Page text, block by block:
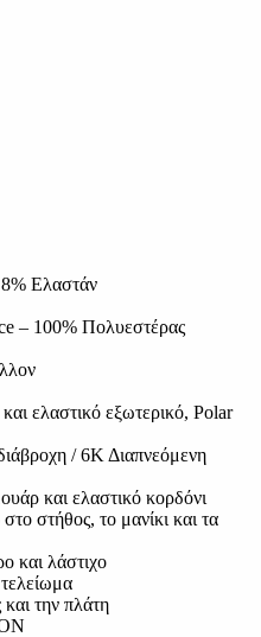
Ελαστάν
– 100% Πολυεστέρας
ελαστικό εξωτερικό, Polar
/ 6Κ Διαπνεόμενη
και ελαστικό κορδόνι
στήθος, το μανίκι και τα
και λάστιχο
την πλάτη